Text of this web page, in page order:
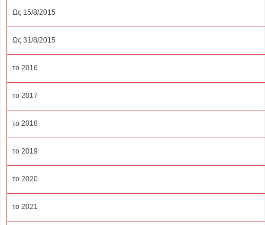
Ως 15/8/2015
Ως 31/8/2015
το 2016
το 2017
το 2018
το 2019
το 2020
το 2021